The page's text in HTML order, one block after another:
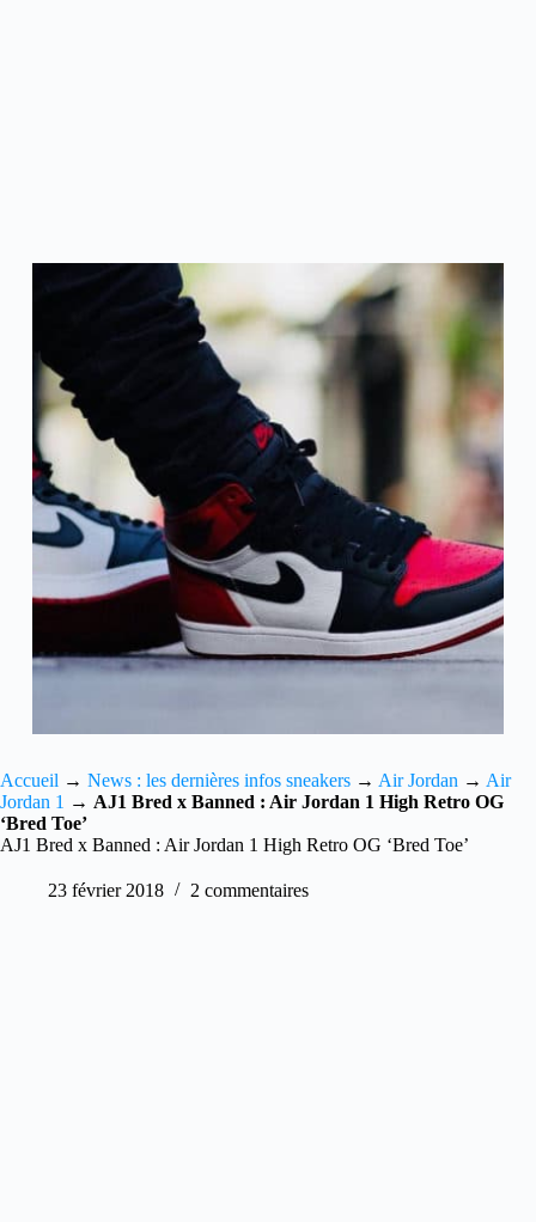
Accueil → News : les dernières infos sneakers → Air Jordan → Air
Jordan 1 → AJ1 Bred x Banned : Air Jordan 1 High Retro OG
‘Bred Toe’
AJ1 Bred x Banned : Air Jordan 1 High Retro OG ‘Bred Toe’
23 février 2018 2 commentaires